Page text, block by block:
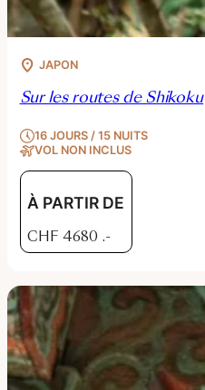
JAPON
Sur les routes de Shikoku
16 JOURS / 15 NUITS
VOL NON INCLUS
À PARTIR DE
CHF 4680 .-